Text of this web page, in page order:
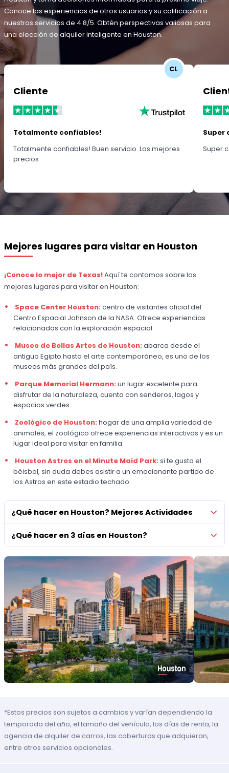
Conoce las experiencias de otros usuarios y su calificación a
nuestros servicios de 4.8/5. Obtén perspectivas valiosas para
una elección de alquiler inteligente en Houston.
CL
Cliente
Totalmente confiables!
Totalmente confiables! Buen servicio. Los mejores
precios
Super
Super
Mejores lugares para visitar en Houston
¡Conoce lo mejor de Texas!Aquí te contamos sobre los
mejores lugares para visitar en Houston:
Space Center Houston: centro de visitantes oficial del
Centro Espacial Johnson de la NASA. Ofrece experiencias
relacionadas con la exploración espacial.
Museo de Bellas Artes de Houston: abarca desde el
antiguo Egipto hasta el arte contemporáneo, es uno de los
museos más grandes del país.
Parque Memorial Hermann: un lugar excelente para
disfrutar de la naturaleza, cuenta con senderos, lagos y
espacios verdes.
Zoológico de Houston: hogar de una amplia variedad de
animales, el zoológico ofrece experiencias interactivas y es un
lugar ideal para visitar en familia.
Houston Astros en el Minute Maid Park: si te gusta el
béisbol, sin duda debes asistir a un emocionante partido de
los Astros en este estadio techado.
¿Qué hacer en Houston? Mejores Actividades
¿Qué hacer en 3 días en Houston?
*Estos precios son sujetos a cambios y varían dependiendo la
temporada del año, el tamaño del vehículo, los días de renta, la
agencia de alquiler de carros, las coberturas que adquieran,
entre otros servicios opcionales.